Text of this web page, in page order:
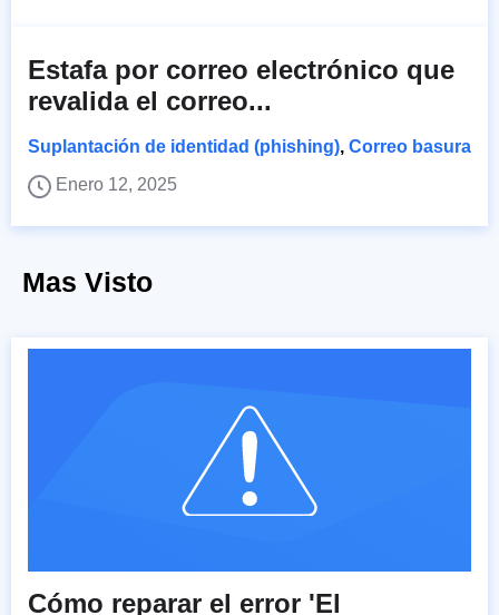
Estafa por correo electrónico que
revalida el correo...
Suplantación de identidad (phishing), Correo basura
Enero 12, 2025
Mas Visto
Cómo reparar el error 'El